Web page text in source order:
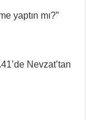
yaptın mı?”
Nevzat’tan